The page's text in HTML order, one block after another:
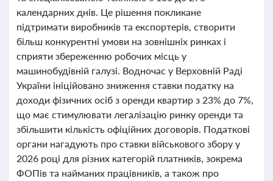
календарних днів. Це рішення покликане
підтримати виробників та експортерів, створити
більш конкурентні умови на зовнішніх ринках і
сприяти збереженню робочих місць у
машинобудівній галузі. Водночас у Верховній Раді
України ініційовано зниження ставки податку на
доходи фізичних осіб з оренди квартир з 23% до 7%,
що має стимулювати легалізацію ринку оренди та
збільшити кількість офіційних договорів. Податкові
органи нагадують про ставки військового збору у
2026 році для різних категорій платників, зокрема
ФОПів та найманих працівників, а також про